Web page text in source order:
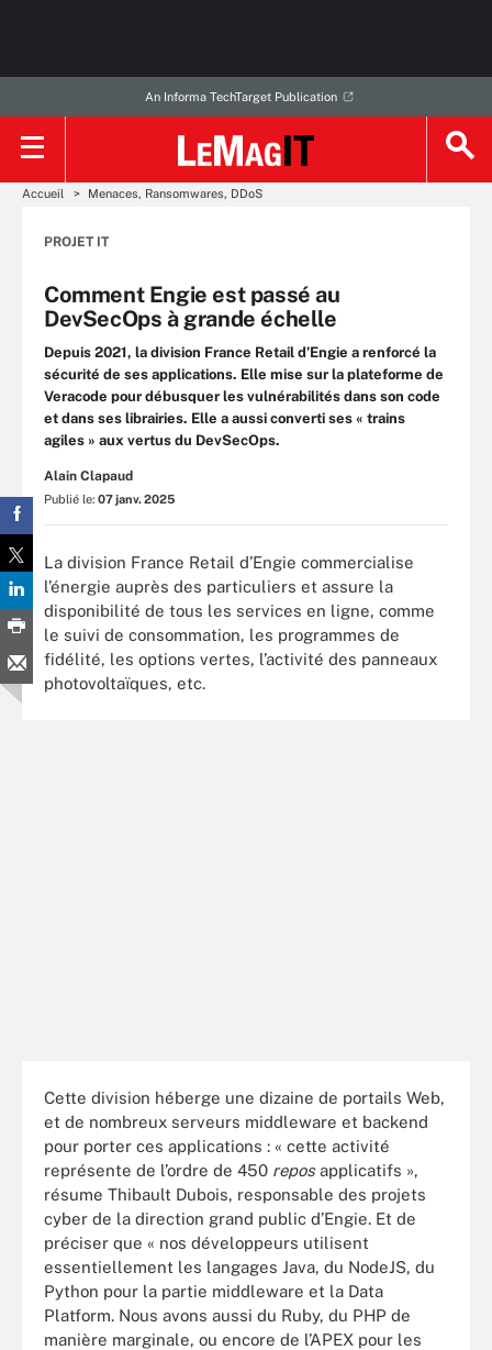
An Informa TechTarget Publication
Accueil Menaces, Ransomwares, DDoS
PROJET IT
Comment Engie est passé au
DevSecOps à grande échelle
Depuis 2021, la division France Retail d’Engie a renforcé la
sécurité de ses applications. Elle mise sur la plateforme de
Veracode pour débusquer les vulnérabilités dans son code
et dans ses librairies. Elle a aussi converti ses « trains
agiles » aux vertus du DevSecOps.
Alain Clapaud
Publié le: 07 janv. 2025
La division France Retail d’Engie commercialise
l’énergie auprès des particuliers et assure la
disponibilité de tous les services en ligne, comme
le suivi de consommation, les programmes de
fidélité, les options vertes, l’activité des panneaux
photovoltaïques, etc.
Cette division héberge une dizaine de portails Web,
et de nombreux serveurs middleware et backend
pour porter ces applications : « cette activité
représente de l’ordre de 450 reposapplicatifs »,
résume Thibault Dubois, responsable des projets
cyber de la direction grand public d’Engie. Et de
préciser que « nos développeurs utilisent
essentiellement les langages Java, du NodeJS, du
Python pour la partie middleware et la Data
Platform. Nous avons aussi du Ruby, du PHP de
manière marginale, ou encore de l’APEX pour les